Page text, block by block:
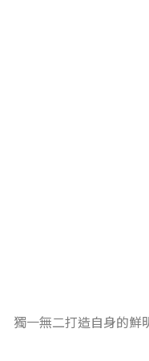
獨一無二打造自身的鮮